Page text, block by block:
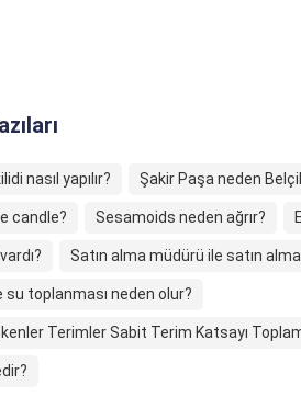
nasıl yapılır? Şakir Paşa neden
candle? Sesamoids neden ağrır?
Satın alma müdürü ile satın
toplanması neden olur?
Terimler Sabit Terim Katsayı